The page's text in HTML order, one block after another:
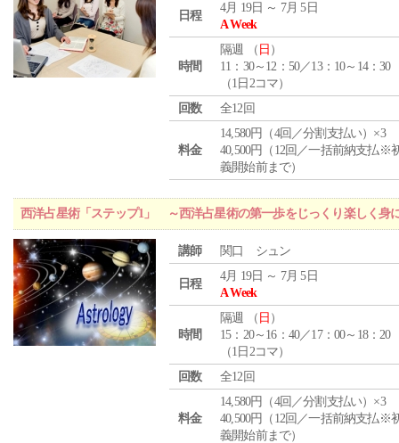
日程
4月 19日 ～ 7月 5日
A Week
時間
隔週 （ 日 ）
11：30～12：50／13：10～14：30
（1日2コマ）
回数
全12回
料金
14,580円（4回／分割支払い）×3
40,500円（12回／一括前納支払※
義開始前まで）
西洋占星術「ステップ1」 ～西洋占星術の第一歩をじっくり楽しく身
講師 関口 シュン
日程
4月 19日 ～ 7月 5日
A Week
時間
隔週 （ 日 ）
15：20～16：40／17：00～18：20
（1日2コマ）
回数
全12回
料金
14,580円（4回／分割支払い）×3
40,500円（12回／一括前納支払※
義開始前まで）